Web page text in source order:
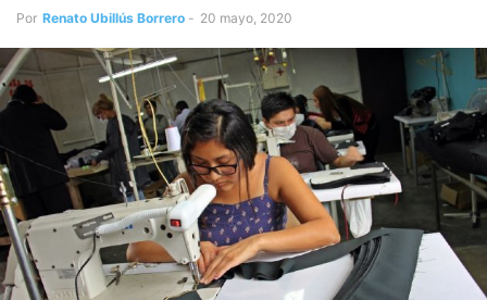
Por Renato Ubillús Borrero - 20 mayo, 2020